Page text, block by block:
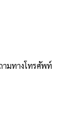
มทางโทรศัพท์